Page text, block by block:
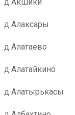
д Алаксары
д Алатаево
д Алатайкино
д Алатырькасы